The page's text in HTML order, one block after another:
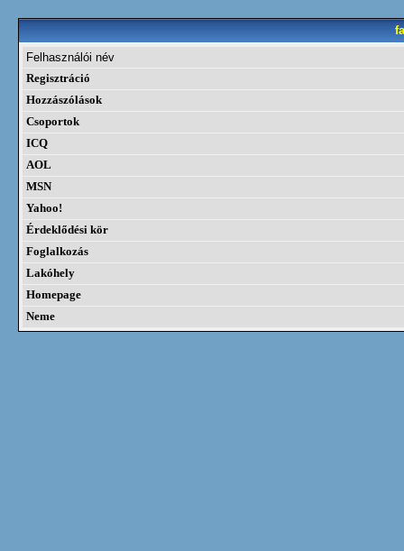
Felhasználói név
Regisztráció
Hozzászólások
Csoportok
ICQ
AOL
MSN
Yahoo!
Érdeklődési kör
Foglalkozás
Lakóhely
Homepage
Neme